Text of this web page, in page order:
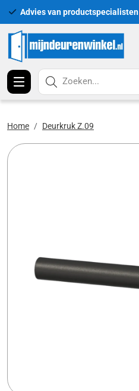
Advies van productspecialisten
Zoeken...
Home Deurkruk Z.09